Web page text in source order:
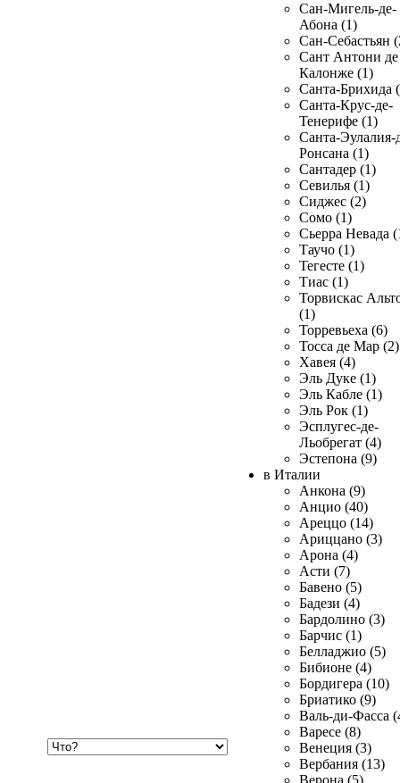
Сан-Мигель-де-
Абона (1)
Сан-Себастьян
Сант Антони де
Калонже (1)
Санта-Брихида
Санта-Крус-де-
Тенерифе (1)
Санта-Эулалия-
Ронсана (1)
Сантадер (1)
Севилья (1)
Сиджес (2)
Сомо (1)
Сьерра Невада
Таучо (1)
Тегесте (1)
Тиас (1)
Торвискас
(1)
Торревьеха (6)
Тосса де Мар (2)
Хавея (4)
Эль Дуке (1)
Эль Кабле (1)
Эль Рок (1)
Эсплугес-де-
Льобрегат (4)
Эстепона (9)
в Италии
Анкона (9)
Анцио (40)
Ареццо (14)
Ариццано (3)
Арона (4)
Асти (7)
Бавено (5)
Бадези (4)
Бардолино (3)
Барчис (1)
Белладжио (5)
Бибионе (4)
Бордигера (10)
Бриатико (9)
Валь-ди-Фасса
Варесе (8)
Венеция (3)
Вербания (13)
Верона (5)